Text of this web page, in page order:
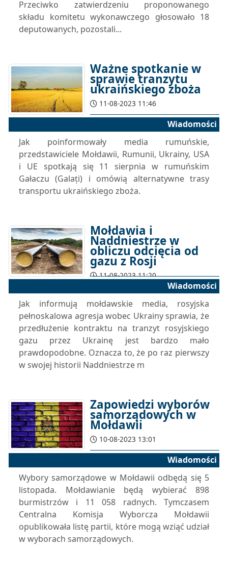
Przeciwko zatwierdzeniu proponowanego
składu komitetu wykonawczego głosowało 18
deputowanych, pozostali...
Ważne spotkanie w
sprawie tranzytu
ukraińskiego zboża
11-08-2023 11:46
Wiadomości
Jak poinformowały media rumuńskie,
przedstawiciele Mołdawii, Rumunii, Ukrainy, USA
i UE spotkają się 11 sierpnia w rumuńskim
Gałaczu (Galați) i omówią alternatywne trasy
transportu ukraińskiego zboża.
Mołdawia i
Naddniestrze w
obliczu odcięcia od
gazu z Rosji
11-08-2023 11:20
Wiadomości
Jak informują mołdawskie media, rosyjska
pełnoskalowa agresja wobec Ukrainy sprawia, że
​​przedłużenie kontraktu na tranzyt rosyjskiego
gazu przez Ukrainę jest bardzo mało
prawdopodobne. Oznacza to, że po raz pierwszy
w swojej historii Naddniestrze m
Zapowiedzi wyborów
samorządowych w
Mołdawii
10-08-2023 13:01
Wiadomości
Wybory samorządowe w Mołdawii odbędą się 5
listopada. Mołdawianie będą wybierać 898
burmistrzów i 11 058 radnych. Tymczasem
Centralna Komisja Wyborcza Mołdawii
opublikowała listę partii, które mogą wziąć udział
w wyborach samorządowych.